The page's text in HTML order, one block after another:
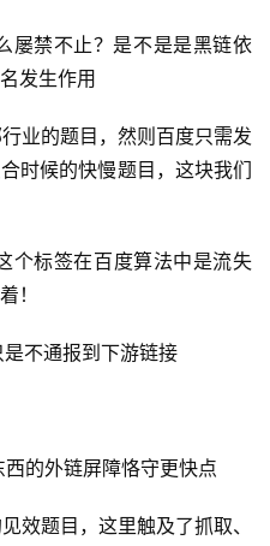
发生作用
时候的快慢题目，这块我们
！
不通报到下游链接
的外链屏障恪守更快点